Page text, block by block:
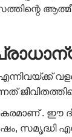
. ഈ
സമൃദ്ധി